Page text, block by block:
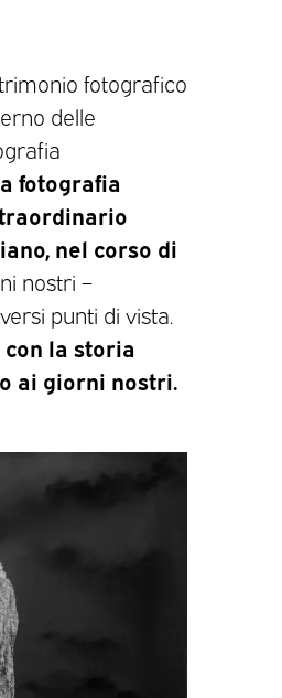
fotografico
delle
fotografia
nel corso di
nostri –
punti di vista.
la storia
ai giorni nostri.